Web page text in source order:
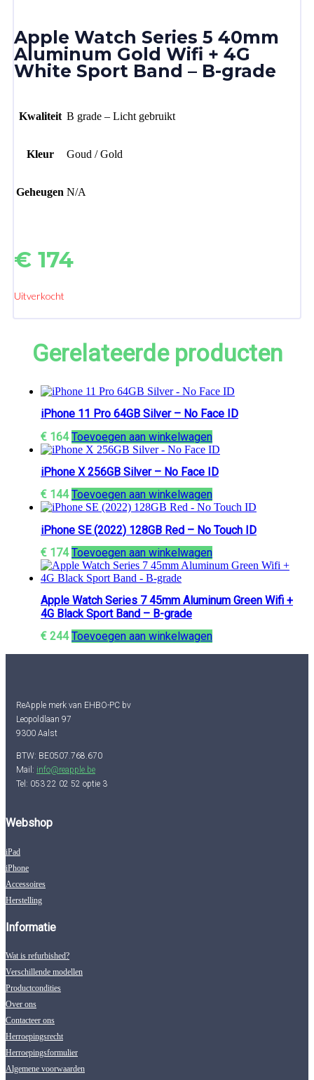
Apple Watch Series 5 40mm
Aluminum Gold Wifi + 4G
White Sport Band – B-grade
Kwaliteit B grade – Licht gebruikt
Kleur Goud / Gold
Geheugen N/A
€ 174
Uitverkocht
Gerelateerde producten
iPhone 11 Pro 64GB Silver – No Face ID
€ 164 Toevoegen aan winkelwagen
iPhone X 256GB Silver – No Face ID
€ 144 Toevoegen aan winkelwagen
iPhone SE (2022) 128GB Red – No Touch ID
€ 174 Toevoegen aan winkelwagen
Apple Watch Series 7 45mm Aluminum Green Wifi +
4G Black Sport Band – B-grade
€ 244 Toevoegen aan winkelwagen
ReApple merk van EHBO-PC bv
Leopoldlaan 97
9300 Aalst
BTW: BE0507.768.670
Mail: info@reapple.be
Tel: 053 22 02 52 optie 3
Webshop
iPad
iPhone
Accessoires
Herstelling
Informatie
Wat is refurbished?
Verschillende modellen
Productcondities
Over ons
Contacteer ons
Herroepingsrecht
Herroepingsformulier
Algemene voorwaarden